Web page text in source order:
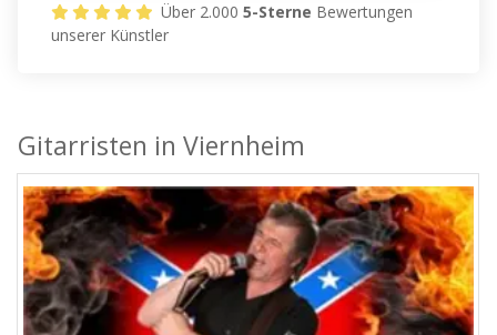
Über 2.0005-Sterne Bewertungen
unserer Künstler
Gitarristen in Viernheim